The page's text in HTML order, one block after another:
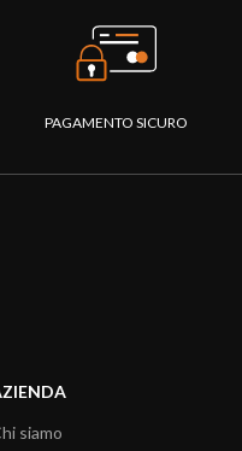
PAGAMENTO SICURO
siamo